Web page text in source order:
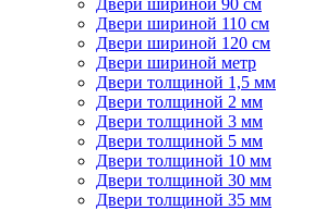
Двери шириной 90 см
Двери шириной 110 см
Двери шириной 120 см
Двери шириной метр
Двери толщиной 1,5 мм
Двери толщиной 2 мм
Двери толщиной 3 мм
Двери толщиной 5 мм
Двери толщиной 10 мм
Двери толщиной 30 мм
Двери толщиной 35 мм